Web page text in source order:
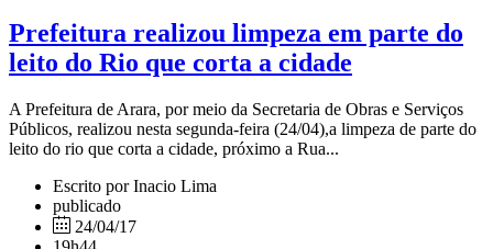
Prefeitura realizou limpeza em parte do
leito do Rio que corta a cidade
A Prefeitura de Arara, por meio da Secretaria de Obras e Serviços
Públicos, realizou nesta segunda-feira (24/04),a limpeza de parte do
leito do rio que corta a cidade, próximo a Rua...
Escrito por Inacio Lima
publicado
24/04/17